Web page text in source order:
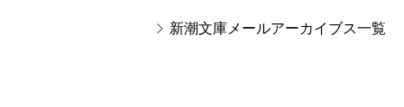
新潮文庫メールアーカイブス一覧